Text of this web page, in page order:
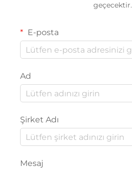
geçecektir.
E-posta
Ad
Şirket Adı
Mesaj